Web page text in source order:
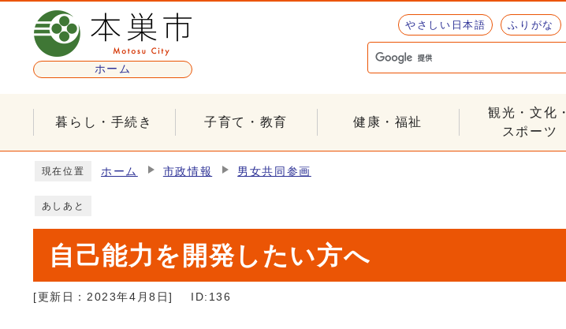
ページの先頭です
ホーム
やさしい日本語 ふりがな
暮らし・手続き 子育て・教育 健康・福祉
観光・文化・
スポーツ
現在位置 ホーム 市政情報 男女共同参画
あしあと
自己能力を開発したい方へ
[更新日： 2023年4月8日] ID:136